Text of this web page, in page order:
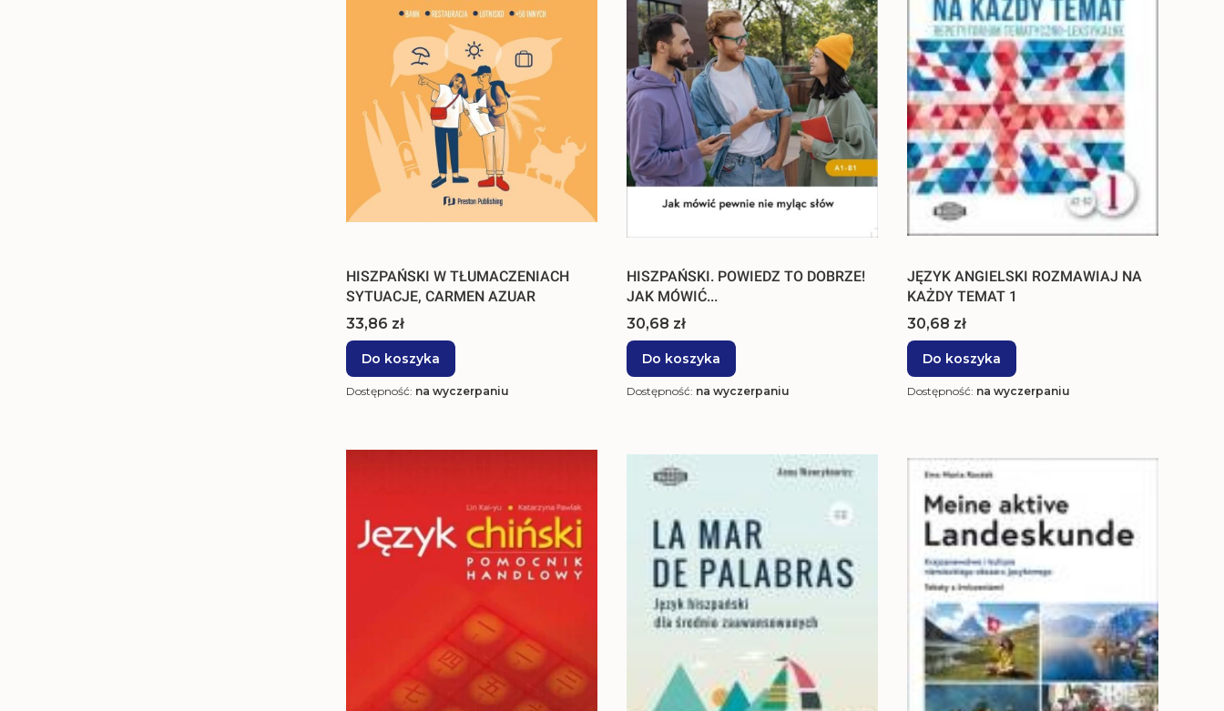
HISZPAŃSKI W TŁUMACZENIACH
SYTUACJE, CARMEN AZUAR
Cena
33,86 zł
Do koszyka
Dostępność: na wyczerpaniu
HISZPAŃSKI. POWIEDZ TO DOBRZE!
JAK MÓWIĆ...
Cena
30,68 zł
Do koszyka
Dostępność: na wyczerpaniu
JĘZYK ANGIELSKI ROZMAWIAJ NA
KAŻDY TEMAT 1
Cena
30,68 zł
Do koszyka
Dostępność: na wyczerpaniu